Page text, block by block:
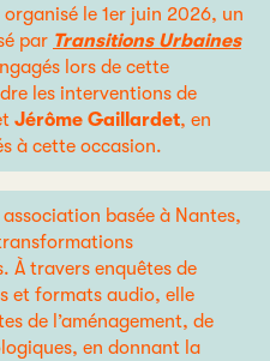
organisé le 1er juin 2026, un
par Transitions Urbaines
lors de cette
les interventions de
Jérôme Gaillardet, en
à cette occasion.
basée à Nantes,
À travers enquêtes de
et formats audio, elle
de l’aménagement, de
en donnant la